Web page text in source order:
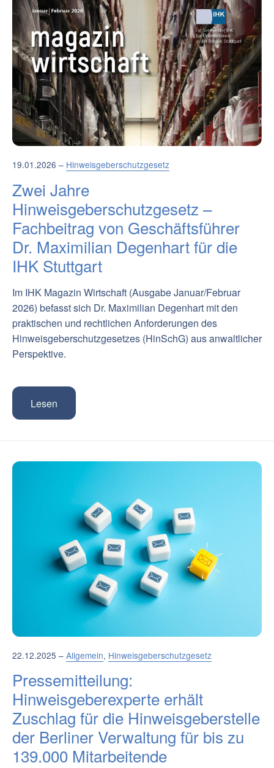
19.01.2026 – Hinweisgeberschutzgesetz
Zwei Jahre
Hinweisgeberschutzgesetz –
Fachbeitrag von Geschäftsführer
Dr. Maximilian Degenhart für die
IHK Stuttgart
Im IHK Magazin Wirtschaft (Ausgabe Januar/Februar
2026) befasst sich Dr. Maximilian Degenhart mit den
praktischen und rechtlichen Anforderungen des
Hinweisgeberschutzgesetzes (HinSchG) aus anwaltlicher
Perspektive.
Lesen
22.12.2025 – Allgemein, Hinweisgeberschutzgesetz
Pressemitteilung:
Hinweisgeberexperte erhält
Zuschlag für die Hinweisgeberstelle
der Berliner Verwaltung für bis zu
139.000 Mitarbeitende